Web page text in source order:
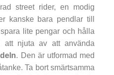
street rider, en modig
kanske bara pendlar till
lite pengar och hålla
njuta av att använda
. Den är utformad med
Ta bort smärtsamma